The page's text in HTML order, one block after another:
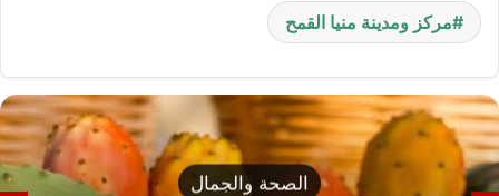
مركز ومدينة منيا القمح
الصحة والجمال